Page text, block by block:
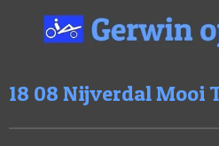
direct
hoofdinhoud
18 08 Nijverdal Mooi